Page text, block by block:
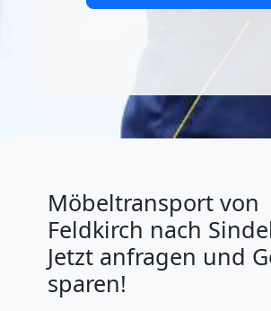
Möbeltransport von
Feldkirch nach
Jetzt anfragen und
sparen!